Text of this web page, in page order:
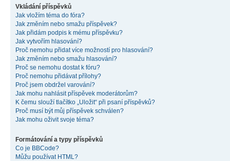
Vkládání příspěvků
Jak vložím téma do fóra?
Jak změním nebo smažu příspěvek?
Jak přidám podpis k mému příspěvku?
Jak vytvořím hlasování?
Proč nemohu přidat více možností pro hlasování?
Jak změním nebo smažu hlasování?
Proč se nemohu dostat k fóru?
Proč nemohu přidávat přílohy?
Proč jsem obdržel varování?
Jak mohu nahlásit příspěvek moderátorům?
K čemu slouží tlačítko „Uložit“ při psaní příspěvků?
Proč musí být můj příspěvek schválen?
Jak mohu oživit svoje téma?
Formátování a typy příspěvků
Co je BBCode?
Můžu používat HTML?